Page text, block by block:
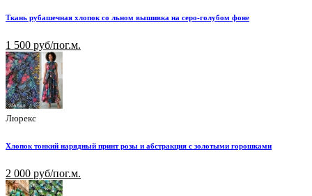
Ткань рубашечная хлопок со льном вышивка на серо-голубом фоне
1 500 руб/пог.м.
Люрекс
Хлопок тонкий нарядный принт розы и абстракция с золотыми горошками
2 000 руб/пог.м.